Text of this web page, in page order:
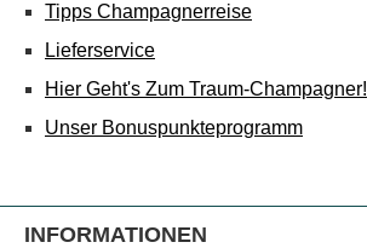
Tipps Champagnerreise
Lieferservice
Hier Geht's Zum Traum-Champagner!
Unser Bonuspunkteprogramm
INFORMATIONEN